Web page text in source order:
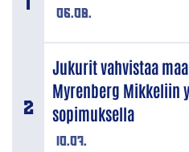
06.08.
10.07.
Jukurit vahvistaa
Myrenberg Mikkeliin
sopimuksella